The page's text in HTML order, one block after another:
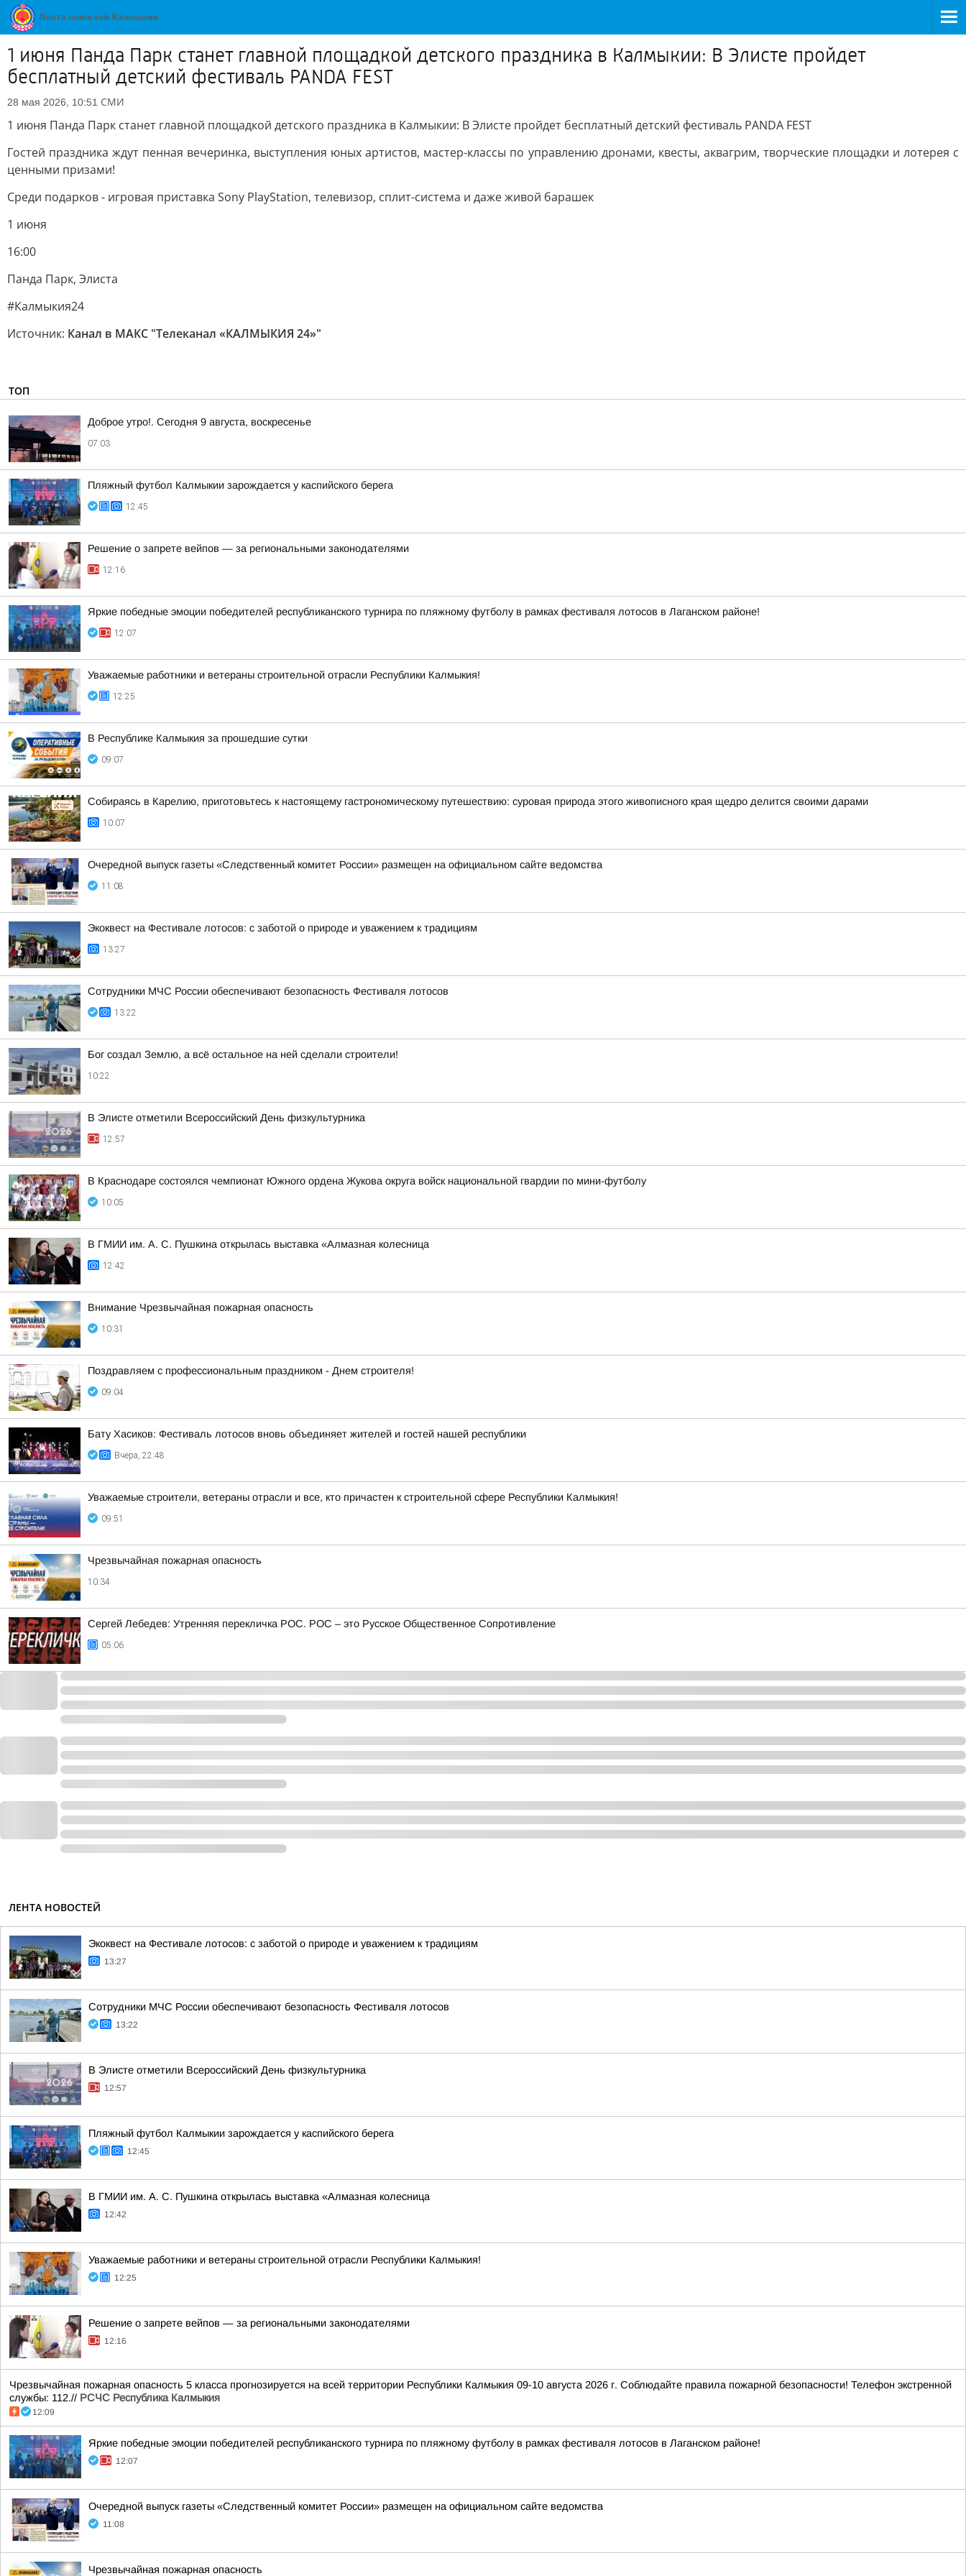
1 июня Панда Парк станет главной площадкой детского праздника в Калмыкии: В Элисте пройдет
бесплатный детский фестиваль PANDA FEST
28 мая 2026, 10:51 СМИ
1 июня Панда Парк станет главной площадкой детского праздника в Калмыкии: В Элисте пройдет бесплатный детский фестиваль PANDA FEST
Гостей праздника ждут пенная вечеринка, выступления юных артистов, мастер-классы по управлению дронами, квесты, аквагрим, творческие площадки и лотерея с
ценными призами!
Среди подарков - игровая приставка Sony PlayStation, телевизор, сплит-система и даже живой барашек
1 июня
16:00
Панда Парк, Элиста
#Калмыкия24
Источник: Канал в МАКС "Телеканал «КАЛМЫКИЯ 24»"
ТОП
Доброе утро!. Сегодня 9 августа, воскресенье
07:03
Пляжный футбол Калмыкии зарождается у каспийского берега
12:45
Решение о запрете вейпов — за региональными законодателями
12:16
Яркие победные эмоции победителей республиканского турнира по пляжному футболу в рамках фестиваля лотосов в Лаганском районе!
12:07
Уважаемые работники и ветераны строительной отрасли Республики Калмыкия!
12:25
В Республике Калмыкия за прошедшие сутки
09:07
Собираясь в Карелию, приготовьтесь к настоящему гастрономическому путешествию: суровая природа этого живописного края щедро делится своими дарами
10:07
Очередной выпуск газеты «Следственный комитет России» размещен на официальном сайте ведомства
11:08
Экоквест на Фестивале лотосов: с заботой о природе и уважением к традициям
13:27
Сотрудники МЧС России обеспечивают безопасность Фестиваля лотосов
13:22
Бог создал Землю, а всё остальное на ней сделали строители!
10:22
В Элисте отметили Всероссийский День физкультурника
12:57
В Краснодаре состоялся чемпионат Южного ордена Жукова округа войск национальной гвардии по мини-футболу
10:05
В ГМИИ им. А. С. Пушкина открылась выставка «Алмазная колесница
12:42
Внимание Чрезвычайная пожарная опасность
10:31
Поздравляем с профессиональным праздником - Днем строителя!
09:04
Бату Хасиков: Фестиваль лотосов вновь объединяет жителей и гостей нашей республики
Вчера, 22:48
Уважаемые строители, ветераны отрасли и все, кто причастен к строительной сфере Республики Калмыкия!
09:51
Чрезвычайная пожарная опасность
10:34
Сергей Лебедев: Утренняя перекличка РОС. РОС – это Русское Общественное Сопротивление
05:06
ЛЕНТА НОВОСТЕЙ
Экоквест на Фестивале лотосов: с заботой о природе и уважением к традициям
13:27
Сотрудники МЧС России обеспечивают безопасность Фестиваля лотосов
13:22
В Элисте отметили Всероссийский День физкультурника
12:57
Пляжный футбол Калмыкии зарождается у каспийского берега
12:45
В ГМИИ им. А. С. Пушкина открылась выставка «Алмазная колесница
12:42
Уважаемые работники и ветераны строительной отрасли Республики Калмыкия!
12:25
Решение о запрете вейпов — за региональными законодателями
12:16
Чрезвычайная пожарная опасность 5 класса прогнозируется на всей территории Республики Калмыкия 09-10 августа 2026 г. Соблюдайте правила пожарной безопасности! Телефон экстренной
службы: 112.// РСЧС Республика Калмыкия
12:09
Яркие победные эмоции победителей республиканского турнира по пляжному футболу в рамках фестиваля лотосов в Лаганском районе!
12:07
Очередной выпуск газеты «Следственный комитет России» размещен на официальном сайте ведомства
11:08
Чрезвычайная пожарная опасность